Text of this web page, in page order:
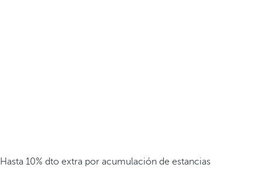
Hasta 10% dto extra por acumulación de estancias